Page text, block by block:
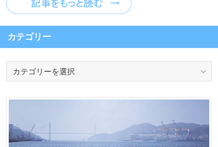
カテゴリー
リ